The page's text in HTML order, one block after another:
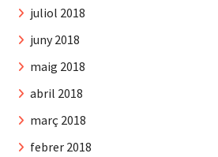
juliol 2018
juny 2018
maig 2018
abril 2018
març 2018
febrer 2018